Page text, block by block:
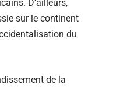
D’ailleurs,
sur le continent
du
de la